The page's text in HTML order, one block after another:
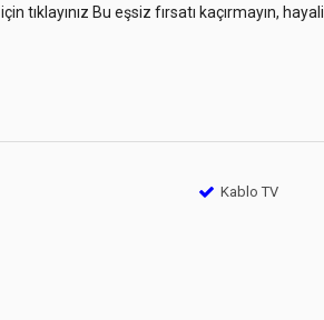
tıklayınız Bu eşsiz fırsatı kaçırmayın,
Kablo TV